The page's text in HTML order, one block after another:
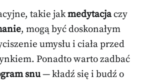
takie jakmedytacjaczy
, mogą być doskonałym
umysłu i ciała przed
Ponadto warto zadbać
snu— kładź się i budź o